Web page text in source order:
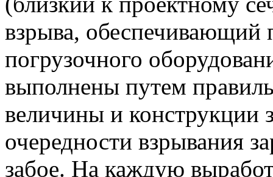
взрыва, обеспечивающий
погрузочного
выполнены путем
величины и конструкции
очередности взрывания
забое. На каждую